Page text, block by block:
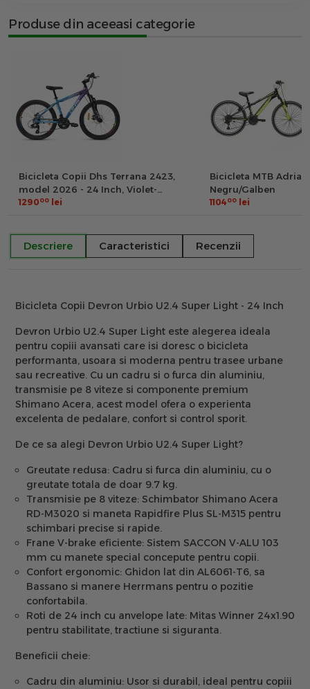
Produse din aceeasi categorie
Bicicleta Copii Dhs Terrana 2423,
model 2026 - 24 Inch, Violet-
Albastru
129000 lei
Bicicleta MTB
Negru/Galben
110400 lei
Descriere Caracteristici Recenzii
Bicicleta Copii Devron Urbio U2.4 Super Light - 24 Inch
Devron Urbio U2.4 Super Light este alegerea ideala
pentru copiii avansati care isi doresc o bicicleta
performanta, usoara si moderna pentru trasee urbane
sau recreative. Cu un cadru si o furca din aluminiu,
transmisie pe 8 viteze si componente premium
Shimano Acera, acest model ofera o experienta
excelenta de pedalare, confort si control sporit.
De ce sa alegi Devron Urbio U2.4 Super Light?
Greutate redusa: Cadru si furca din aluminiu, cu o
greutate totala de doar 9.7 kg.
Transmisie pe 8 viteze: Schimbator Shimano Acera
RD-M3020 si maneta Rapidfire Plus SL-M315 pentru
schimbari precise si rapide.
Frane V-brake eficiente: Sistem SACCON V-ALU 103
mm cu manete special concepute pentru copii.
Confort ergonomic: Ghidon lat din AL6061-T6, sa
Bassano si manere Herrmans pentru o pozitie
confortabila.
Roti de 24 inch cu anvelope late: Mitas Winner 24x1.90
pentru stabilitate, tractiune si siguranta.
Beneficii cheie:
Cadru din aluminiu: Usor si durabil, ideal pentru copiii